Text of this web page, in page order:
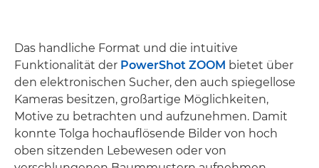
Das handliche Format und die intuitive
Funktionalität der PowerShot ZOOM bietet über
den elektronischen Sucher, den auch spiegellose
Kameras besitzen, großartige Möglichkeiten,
Motive zu betrachten und aufzunehmen. Damit
konnte Tolga hochauflösende Bilder von hoch
oben sitzenden Lebewesen oder von